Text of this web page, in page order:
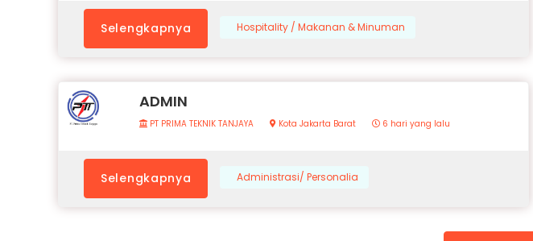
Selengkapnya Hospitality / Makanan & Minuman
ADMIN
PT PRIMA TEKNIK TANJAYA Kota Jakarta Barat 6 hari yang lalu
Selengkapnya Administrasi/ Personalia